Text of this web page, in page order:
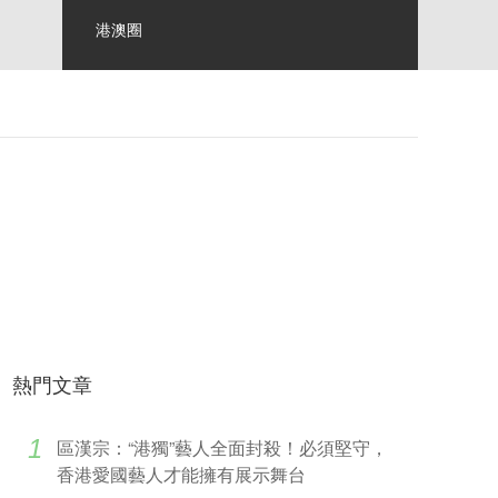
港澳圈
熱門文章
區漢宗：“港獨”藝人全面封殺！必須堅守，
香港愛國藝人才能擁有展示舞台
1